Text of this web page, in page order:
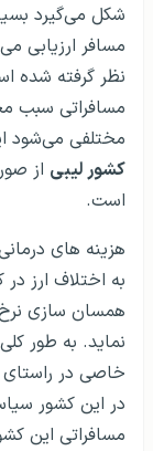
شکل می‌گیرد
مسافر ارزیابی
نظر گرفته شده
مسافراتی سبب
مختلفی می‌شود
کشور لیبی از
است.
هزینه های
به اختلاف ارز
همسان سازی نرخ
نماید. به طور
خاصی در راستای
در این کشور
مسافراتی این